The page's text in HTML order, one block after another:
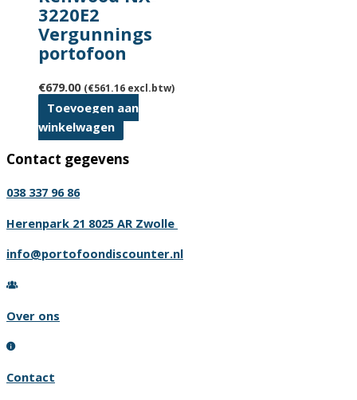
3220E2
Vergunnings
portofoon
€679.00 (€561.16 excl.btw)
Toevoegen aan
winkelwagen
Contact gegevens
038 337 96 86
Herenpark 21 8025 AR Zwolle
info@portofoondiscounter.nl
Over ons
Contact